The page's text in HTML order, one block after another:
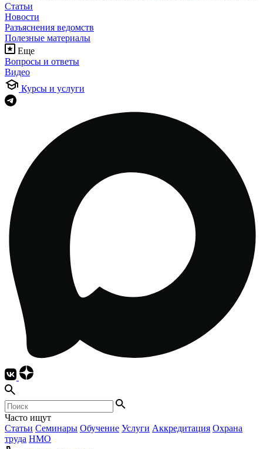
Статьи
Новости
Разъяснения ведомств
Полезные материалы
Еще
Вопросы и ответы
Видео
Курсы и услуги
Часто ищут
Статьи Семинары Обучение Услуги Аккредитация Охрана
труда НМО